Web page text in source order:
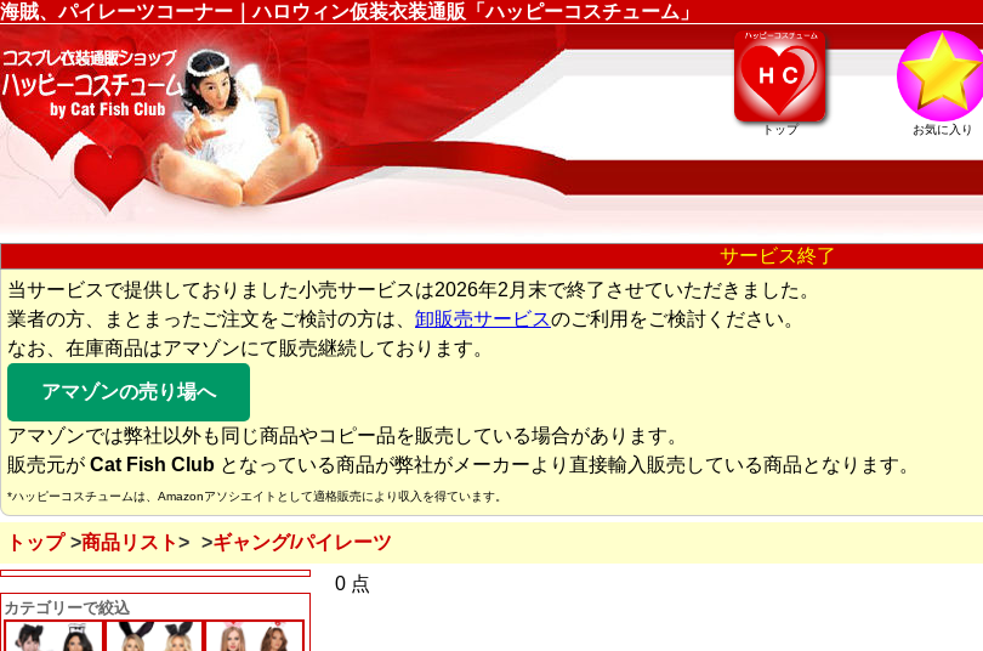
海賊、パイレーツコーナー｜ハロウィン仮装衣装通販「ハッピーコスチューム」
トップ お気に入り
サービス終了
当サービスで提供しておりました小売サービスは2026年2月末で終了させていただきました。
業者の方、まとまったご注文をご検討の方は、 卸販売サービスのご利用をご検討ください。
なお、在庫商品はアマゾンにて販売継続しております。
アマゾンの売り場へ
アマゾンでは弊社以外も同じ商品やコピー品を販売している場合があります。
販売元が Cat Fish Club となっている商品が弊社がメーカーより直接輸入販売している商品となります。
*ハッピーコスチュームは、Amazonアソシエイトとして適格販売により収入を得ています。
トップ 商品リスト ギャング/パイレーツ
カテゴリーで絞込
0 点